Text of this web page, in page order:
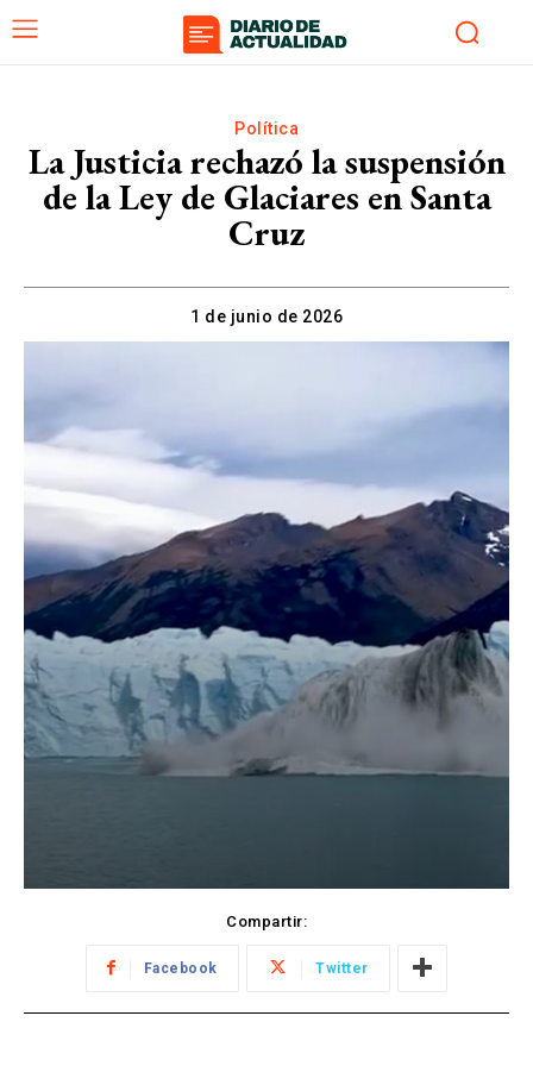
Política
La Justicia rechazó la suspensión
de la Ley de Glaciares en Santa
Cruz
1 de junio de 2026
Compartir:
Facebook Twitter